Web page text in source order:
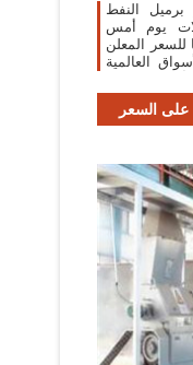
برميل النفط
في تداولات يوم أمس
للسعر المعلن
العالمية
السعر